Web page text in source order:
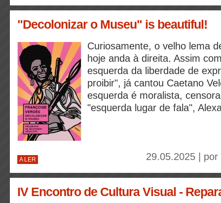
"Decolonizar o Museu" is beautiful!
Curiosamente, o velho lema
hoje anda à direita. Assim
esquerda da liberdade de
proibir", já cantou Caetano
esquerda é moralista,
"esquerda lugar de fala",
A LER 29.05.2025 | por
IV Encontro de Cultura Visual -